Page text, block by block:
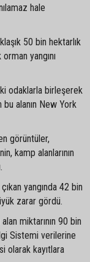
hale
50 bin hektarlık
yangını
odaklarla birleşerek
bu alanın New York
görüntüler,
kamp alanlarının
yangında 42 bin
zarar gördü.
miktarının 90 bin
Sistemi verilerine
olarak kayıtlara